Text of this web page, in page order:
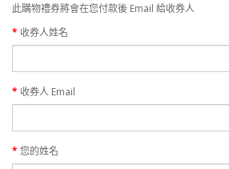
此購物禮券將會在您付款後 Email 給收券人
收券人姓名
收券人 Email
您的姓名